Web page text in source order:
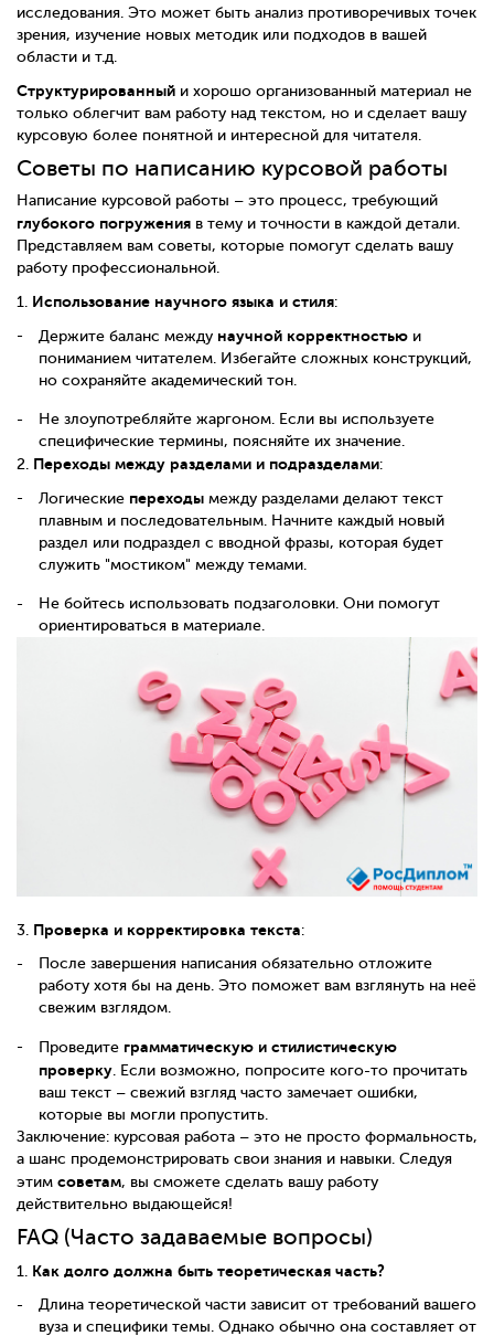
исследования. Это может быть анализ противоречивых точек
зрения, изучение новых методик или подходов в вашей
области и т.д.
Структурированный и хорошо организованный материал не
только облегчит вам работу над текстом, но и сделает вашу
курсовую более понятной и интересной для читателя.
Советы по написанию курсовой работы
Написание курсовой работы – это процесс, требующий
глубокого погружения в тему и точности в каждой детали.
Представляем вам советы, которые помогут сделать вашу
работу профессиональной.
1. Использование научного языка и стиля:
Держите баланс между научной корректностью и
пониманием читателем. Избегайте сложных конструкций,
но сохраняйте академический тон.
Не злоупотребляйте жаргоном. Если вы используете
специфические термины, поясняйте их значение.
2. Переходы между разделами и подразделами:
Логические переходы между разделами делают текст
плавным и последовательным. Начните каждый новый
раздел или подраздел с вводной фразы, которая будет
служить "мостиком" между темами.
Не бойтесь использовать подзаголовки. Они помогут
ориентироваться в материале.
3. Проверка и корректировка текста:
После завершения написания обязательно отложите
работу хотя бы на день. Это поможет вам взглянуть на неё
свежим взглядом.
Проведите грамматическую и стилистическую
проверку. Если возможно, попросите кого-то прочитать
ваш текст – свежий взгляд часто замечает ошибки,
которые вы могли пропустить.
Заключение: курсовая работа – это не просто формальность,
а шанс продемонстрировать свои знания и навыки. Следуя
этим советам, вы сможете сделать вашу работу
действительно выдающейся!
FAQ (Часто задаваемые вопросы)
1. Как долго должна быть теоретическая часть?
Длина теоретической части зависит от требований вашего
вуза и специфики темы. Однако обычно она составляет от